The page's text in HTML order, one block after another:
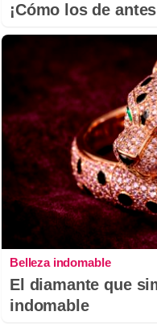
¡Cómo los de
Belleza indomable
El diamante que
indomable